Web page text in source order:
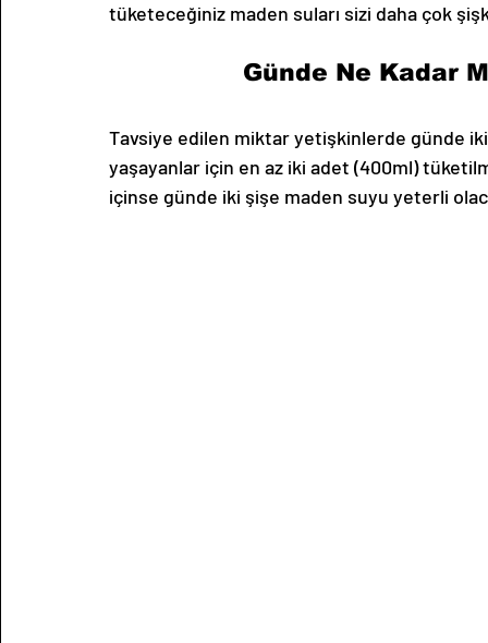
tüketeceğiniz maden suları sizi daha çok
Günde Ne Kadar
Tavsiye edilen miktar yetişkinlerde günde
yaşayanlar için en az iki adet (400ml)
içinse günde iki şişe maden suyu yeterli